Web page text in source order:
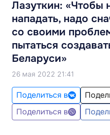
Лазуткин: «Чтобы
нападать, надо
со своими
пытаться
Беларуси»
26 мая 2022 21:41
Поделиться в
Поделиться в